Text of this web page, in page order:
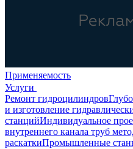
Применяемость
Услуги
Ремонт гидроцилиндров
и изготовление
станцийИндивидуальное
внутреннего канала труб
раскаткиПромышленные